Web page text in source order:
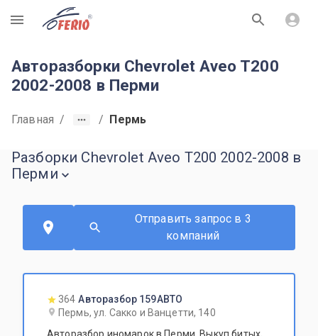
R
Авторазборки Chevrolet Aveo T200
2002-2008 в Перми
Главная / / Пермь
Разборки Chevrolet Aveo T200 2002-2008 в
Перми
Отправить запрос в 3
компаний
364 Авторазбор 159АВТО
Пермь, ул. Сакко и Ванцетти, 140